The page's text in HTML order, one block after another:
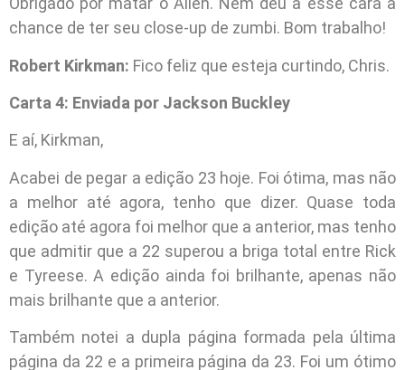
chance de ter seu close-up de zumbi. Bom trabalho!
Robert Kirkman: Fico feliz que esteja curtindo, Chris.
Carta 4: Enviada por Jackson Buckley
E aí, Kirkman,
Acabei de pegar a edição 23 hoje. Foi ótima, mas não
a melhor até agora, tenho que dizer. Quase toda
edição até agora foi melhor que a anterior, mas tenho
que admitir que a 22 superou a briga total entre Rick
e Tyreese. A edição ainda foi brilhante, apenas não
mais brilhante que a anterior.
Também notei a dupla página formada pela última
página da 22 e a primeira página da 23. Foi um ótimo